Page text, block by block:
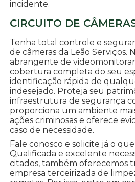
incidente.
CIRCUITO DE
Tenha total controle e
de câmeras da Leão Serviços.
abrangente de
cobertura completa do seu
identificação rápida de
indesejado. Proteja seu
infraestrutura de segurança
proporciona um ambiente
ações criminosas e oferece
caso de necessidade.
Fale conosco e solicite já o
Qualificada e excelente
citados, também oferecemos
empresa terceirizada de